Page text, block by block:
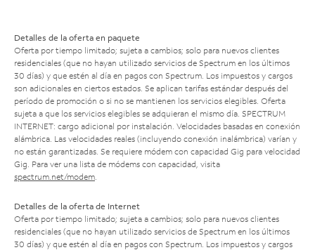
Detalles de la oferta en paquete
Oferta por tiempo limitado; sujeta a cambios; solo para nuevos clientes
residenciales (que no hayan utilizado servicios de Spectrum en los últimos
30 días) y que estén al día en pagos con Spectrum. Los impuestos y cargos
son adicionales en ciertos estados. Se aplican tarifas estándar después del
período de promoción o si no se mantienen los servicios elegibles. Oferta
sujeta a que los servicios elegibles se adquieran el mismo día. SPECTRUM
INTERNET: cargo adicional por instalación. Velocidades basadas en conexión
alámbrica. Las velocidades reales (incluyendo conexión inalámbrica) varían y
no están garantizadas. Se requiere módem con capacidad Gig para velocidad
Gig. Para ver una lista de módems con capacidad, visita
spectrum.net/modem
Detalles de la oferta de Internet
Oferta por tiempo limitado; sujeta a cambios; solo para nuevos clientes
residenciales (que no hayan utilizado servicios de Spectrum en los últimos
30 días) y que estén al día en pagos con Spectrum. Los impuestos y cargos